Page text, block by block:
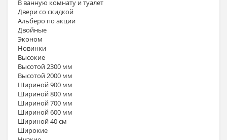
В ванную комнату и туалет
Двери со скидкой
Альберо по акции
Двойные
Эконом
Новинки
Высокие
Высотой 2300 мм
Высотой 2000 мм
Шириной 900 мм
Шириной 800 мм
Шириной 700 мм
Шириной 600 мм
Шириной 40 см
Широкие